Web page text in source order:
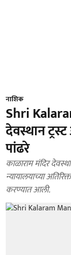
नाशिक
Shri
देवस्थान
पांढरे
काळाराम मंदिर
न्यायालयाच्या
करण्यात आली.